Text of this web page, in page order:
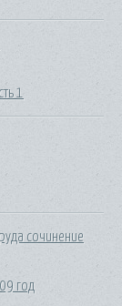
1
сочинение
год